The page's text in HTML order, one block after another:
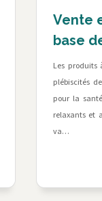
Vente
base
Les produits
plébiscités
pour la
relaxants et
va…